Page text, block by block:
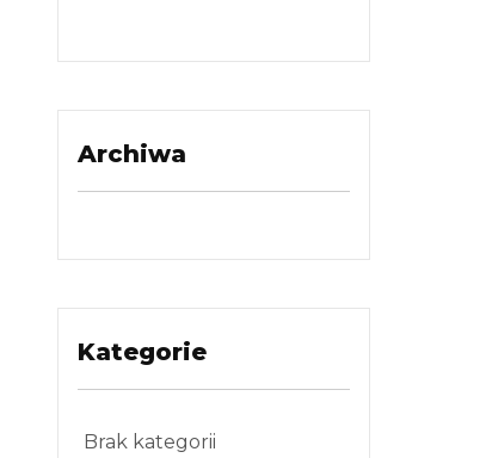
Archiwa
Kategorie
Brak kategorii